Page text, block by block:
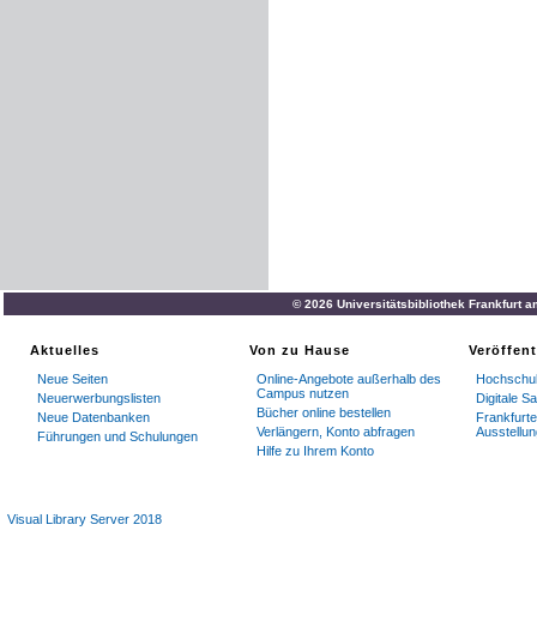
© 2026 Universitätsbibliothek Frankfurt
Aktuelles
Neue Seiten
Neuerwerbungslisten
Neue Datenbanken
Führungen und Schulungen
Von zu Hause
Online-Angebote außerhalb des
Campus nutzen
Bücher online bestellen
Verlängern, Konto abfragen
Hilfe zu Ihrem Konto
Digitale
Visual Library Server 2018